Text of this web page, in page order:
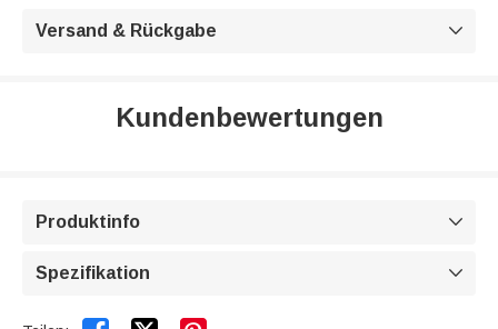
Versand & Rückgabe 
Kundenbewertungen
Produktinfo 
Spezifikation 